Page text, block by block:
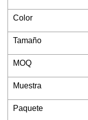
Color
Tamaño
MOQ
Muestra
Paquete